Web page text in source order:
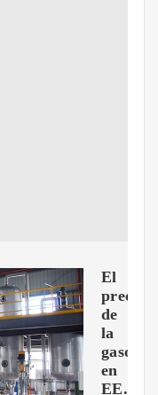
El
precio
de
la
en
EE.UU.